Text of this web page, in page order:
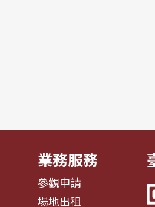
業務服務
參觀申請
場地出租